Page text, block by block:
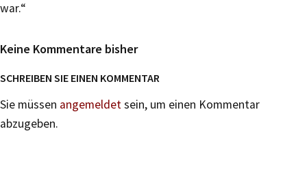
war.“
Keine Kommentare bisher
SCHREIBEN SIE EINEN KOMMENTAR
Sie müssen angemeldetsein, um einen Kommentar
abzugeben.